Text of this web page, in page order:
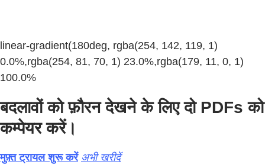
linear-gradient(180deg, rgba(254, 142, 119, 1)
0.0%,rgba(254, 81, 70, 1) 23.0%,rgba(179, 11, 0, 1)
100.0%
बदलावों को फ़ौरन देखने के लिए दो PDFs को
कम्पेयर करें।
मुफ़्त ट्रायल शुरू करें अभी खरीदें